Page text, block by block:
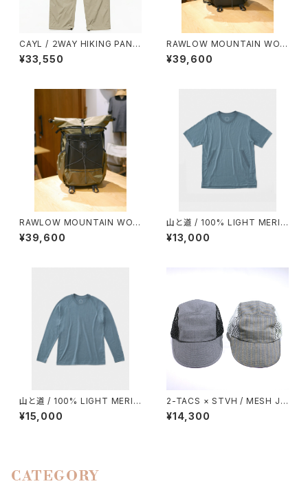
CAYL / ２WAY HIKING PANT
S（BEIGE）
¥33,550
RAWLOW MOUNTAIN WOR
KS / RASCAL（BLACK）
¥39,600
RAWLOW MOUNTAIN WOR
KS / RASCAL（OLIVE）
¥39,600
山と道 / 100% LIGHT MERIN
O KANGAROO（UNISEX）
¥13,000
山と道 / 100% LIGHT MERIN
O LONGSLEEVE（UNISEX）
¥15,000
2-TACS × STVH / MESH JE
T CAP
¥14,300
CATEGORY